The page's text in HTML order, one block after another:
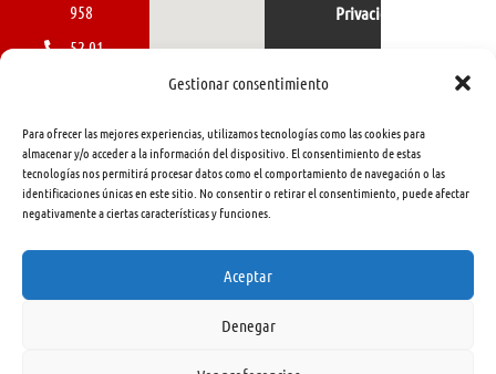
Gestionar consentimiento
Para ofrecer las mejores experiencias, utilizamos tecnologías como las cookies para
almacenar y/o acceder a la información del dispositivo. El consentimiento de estas
tecnologías nos permitirá procesar datos como el comportamiento de navegación o las
identificaciones únicas en este sitio. No consentir o retirar el consentimiento, puede afectar
negativamente a ciertas características y funciones.
Aceptar
Denegar
958
52 01
462
415
info@libreriapraga.com
Gracia,
Privacidad